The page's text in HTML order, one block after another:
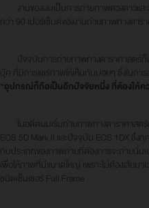
งานของผมเป็นการถ่ายภาพดวงดาวและ
กว่า 90 เปอร์เซ็นต์ของงานถ่ายภาพทางดา
ปัจจุบันการถ่ายภาพทางดาราศาสตร์ก็มี
บุ๊ค ที่มีการแชร์ภาพให้เห็นกันบ่อยๆ ซึ่งในก
“อุปกรณ์ก็ถือเป็นอีกปัจจัยหนึ่ง ที่ต้องให้
ในอดีตผมเริ่มถ่ายภาพทางดาราศาสตร์ด้
EOS 5D Mark ll และปัจจุบัน EOS 1DX ซึ่ง
กับประเภทของภาพถ่ายที่ต้องการจะถ่ายนั่
เพื่อให้ภาพที่มีขนาดใหญ่ เพราะไม่ต้องเสีย
ชนิดเซ็นเซอร์ Full Frame